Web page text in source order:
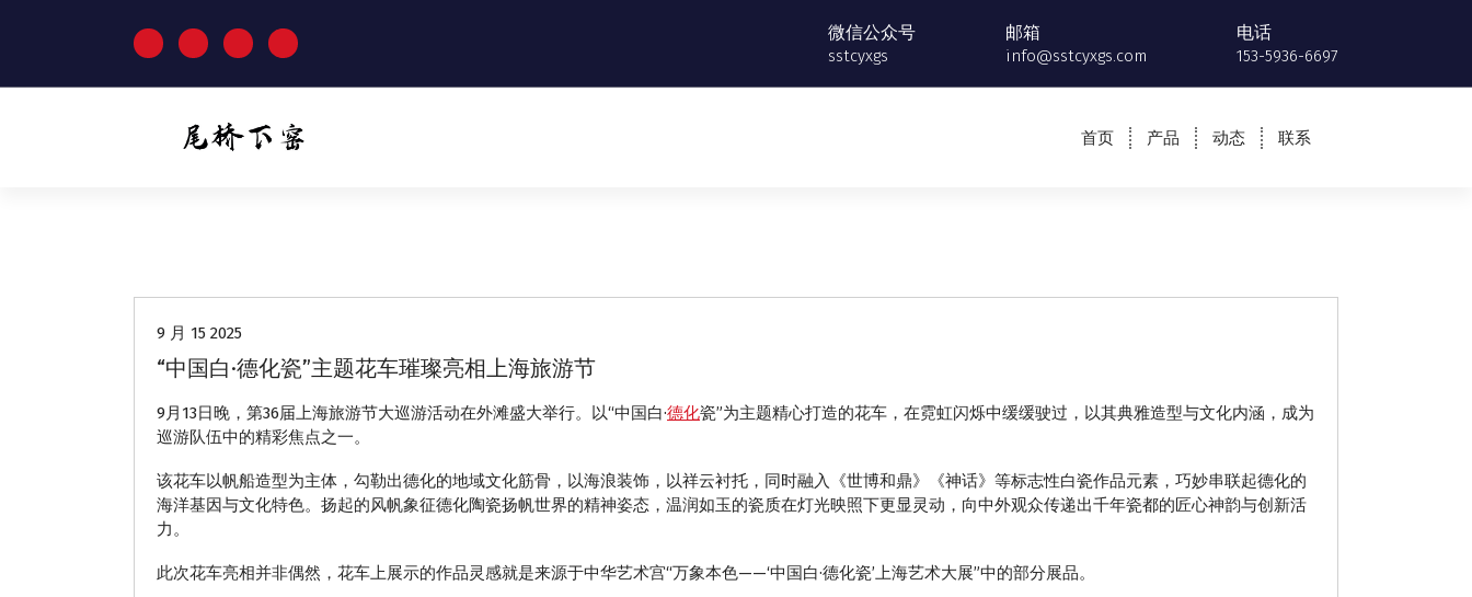
文
微信公众号
sstcyxgs
邮箱
info@sstcyxgs.com
电话
153-5936-6697
首页 产品 动态 联系
9 月 15 2025
“中国白·德化瓷”主题花车璀璨亮相上海旅游节
9月13日晚，第36届上海旅游节大巡游活动在外滩盛大举行。以“中国白·德化瓷”为主题精心打造的花车，在霓虹闪烁中缓缓驶过，以其典雅造型与文化内涵，成为
巡游队伍中的精彩焦点之一。
该花车以帆船造型为主体，勾勒出德化的地域文化筋骨，以海浪装饰，以祥云衬托，同时融入《世博和鼎》《神话》等标志性白瓷作品元素，巧妙串联起德化的
海洋基因与文化特色。扬起的风帆象征德化陶瓷扬帆世界的精神姿态，温润如玉的瓷质在灯光映照下更显灵动，向中外观众传递出千年瓷都的匠心神韵与创新活
力。
此次花车亮相并非偶然，花车上展示的作品灵感就是来源于中华艺术宫“万象本色——‘中国白·德化瓷’上海艺术大展”中的部分展品。